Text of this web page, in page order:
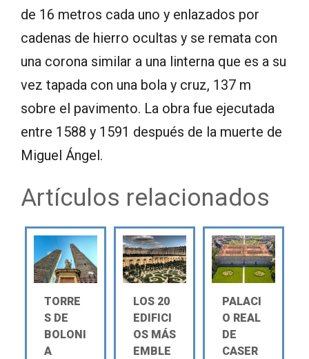
de 16 metros cada uno y enlazados por
cadenas de hierro ocultas y se remata con
una corona similar a una linterna que es a su
vez tapada con una bola y cruz, 137 m
sobre el pavimento. La obra fue ejecutada
entre 1588 y 1591 después de la muerte de
Miguel Ángel.
Artículos relacionados
TORRE
S DE
BOLONI
A
LOS 20
EDIFICI
OS MÁS
EMBLE
PALACI
O REAL
DE
CASER